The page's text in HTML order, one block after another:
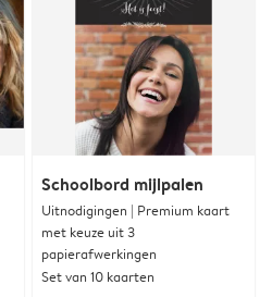
Schoolbord mijlpalen
Uitnodigingen | Premium kaart
met keuze uit 3
papierafwerkingen
Set van 10 kaarten